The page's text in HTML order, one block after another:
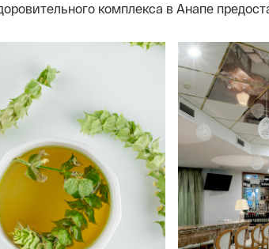
комплекса в Анапе